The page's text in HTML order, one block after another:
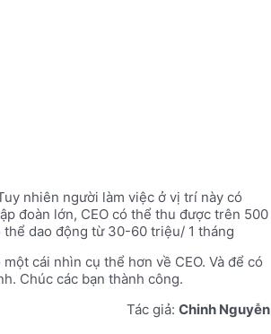
nhiên người làm việc ở vị trí này có
đoàn lớn, CEO có thể thu được trên 500
dao động từ 30-60 triệu/ 1 tháng
cái nhìn cụ thể hơn về CEO. Và để có
Chúc các bạn thành công.
Tác giả: Chinh Nguyễn